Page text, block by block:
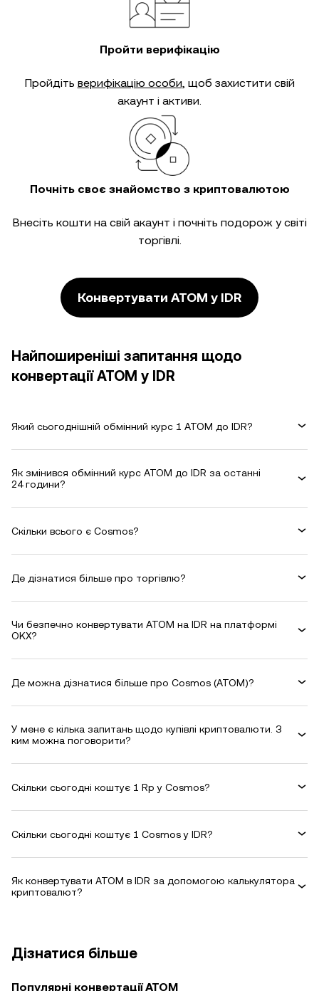
Пройти верифікацію
Пройдіть верифікацію особи, щоб захистити свій
акаунт і активи.
Почніть своє знайомство з криптовалютою
Внесіть кошти на свій акаунт і почніть подорож у світі
торгівлі.
Конвертувати ATOM у IDR
Найпоширеніші запитання щодо
конвертації ATOM у IDR
Який сьогоднішній обмінний курс 1 ATOM до IDR?
Як змінився обмінний курс ATOM до IDR за останні
24 години?
Скільки всього є Cosmos?
Де дізнатися більше про торгівлю?
Чи безпечно конвертувати ATOM на IDR на платформі
OKX?
Де можна дізнатися більше про Cosmos (ATOM)?
У мене є кілька запитань щодо купівлі криптовалюти. З
ким можна поговорити?
Скільки сьогодні коштує 1 Rp у Cosmos?
Скільки сьогодні коштує 1 Cosmos у IDR?
Як конвертувати ATOM в IDR за допомогою калькулятора
криптовалют?
Дізнатися більше
Популярні конвертації ATOM